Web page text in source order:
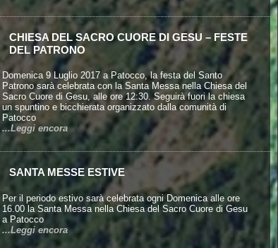
CHIESA DEL SACRO CUORE DI GESU – FESTE
DEL PATRONO
Domenica 9 Luglio 2017 a Patocco, la festa del Santo
Patrono sarà celebrata con la Santa Messa nella Chiesa del
Sacro Cuore di Gesu, alle ore 12:30. Seguirà fuori la chiesa
un spuntino e bicchierata organizzato dalla comunità di
Patocco
...Leggi encora
SANTA MESSE ESTIVE
Per il periodo estivo sarà celebrata ogni Domenica alle ore
16.00 la Santa Messa nella Chiesa del Sacro Cuore di Gesu
a Patocco
...Leggi encora